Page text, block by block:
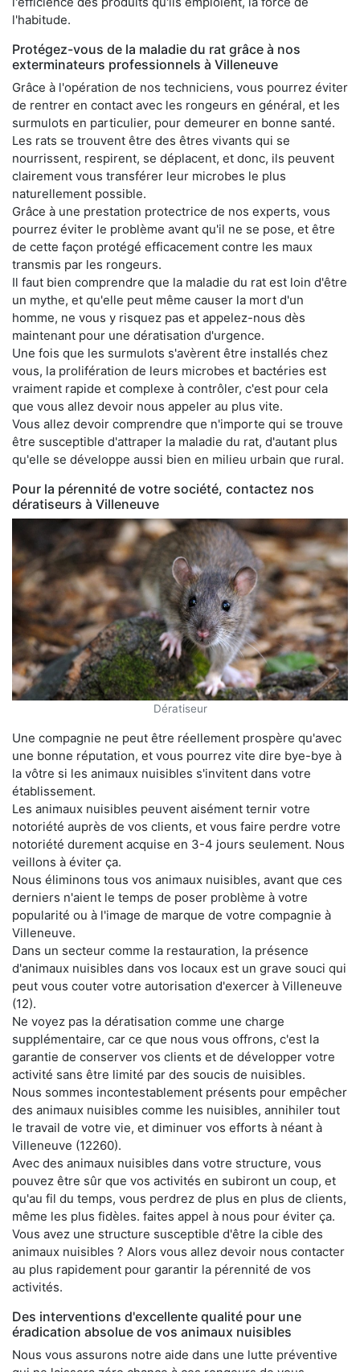
l'habitude.
Protégez-vous de la maladie du rat grâce à nos
exterminateurs professionnels à Villeneuve
Grâce à l'opération de nos techniciens, vous pourrez éviter
de rentrer en contact avec les rongeurs en général, et les
surmulots en particulier, pour demeurer en bonne santé.
Les rats se trouvent être des êtres vivants qui se
nourrissent, respirent, se déplacent, et donc, ils peuvent
clairement vous transférer leur microbes le plus
naturellement possible.
Grâce à une prestation protectrice de nos experts, vous
pourrez éviter le problème avant qu'il ne se pose, et être
de cette façon protégé efficacement contre les maux
transmis par les rongeurs.
Il faut bien comprendre que la maladie du rat est loin d'être
un mythe, et qu'elle peut même causer la mort d'un
homme, ne vous y risquez pas et appelez-nous dès
maintenant pour une dératisation d'urgence.
Une fois que les surmulots s'avèrent être installés chez
vous, la prolifération de leurs microbes et bactéries est
vraiment rapide et complexe à contrôler, c'est pour cela
que vous allez devoir nous appeler au plus vite.
Vous allez devoir comprendre que n'importe qui se trouve
être susceptible d'attraper la maladie du rat, d'autant plus
qu'elle se développe aussi bien en milieu urbain que rural.
Pour la pérennité de votre société, contactez nos
dératiseurs à Villeneuve
Dératiseur
Une compagnie ne peut être réellement prospère qu'avec
une bonne réputation, et vous pourrez vite dire bye-bye à
la vôtre si les animaux nuisibles s'invitent dans votre
établissement.
Les animaux nuisibles peuvent aisément ternir votre
notoriété auprès de vos clients, et vous faire perdre votre
notoriété durement acquise en 3-4 jours seulement. Nous
veillons à éviter ça.
Nous éliminons tous vos animaux nuisibles, avant que ces
derniers n'aient le temps de poser problème à votre
popularité ou à l'image de marque de votre compagnie à
Villeneuve.
Dans un secteur comme la restauration, la présence
d'animaux nuisibles dans vos locaux est un grave souci qui
peut vous couter votre autorisation d'exercer à Villeneuve
(12).
Ne voyez pas la dératisation comme une charge
supplémentaire, car ce que nous vous offrons, c'est la
garantie de conserver vos clients et de développer votre
activité sans être limité par des soucis de nuisibles.
Nous sommes incontestablement présents pour empêcher
des animaux nuisibles comme les nuisibles, annihiler tout
le travail de votre vie, et diminuer vos efforts à néant à
Villeneuve (12260).
Avec des animaux nuisibles dans votre structure, vous
pouvez être sûr que vos activités en subiront un coup, et
qu'au fil du temps, vous perdrez de plus en plus de clients,
même les plus fidèles. faites appel à nous pour éviter ça.
Vous avez une structure susceptible d'être la cible des
animaux nuisibles ? Alors vous allez devoir nous contacter
au plus rapidement pour garantir la pérennité de vos
activités.
Des interventions d'excellente qualité pour une
éradication absolue de vos animaux nuisibles
Nous vous assurons notre aide dans une lutte préventive